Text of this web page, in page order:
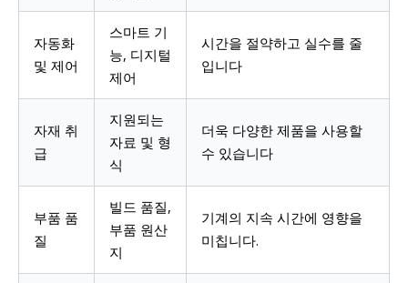
자동화
및 제어
스마트 기
능, 디지털
제어
시간을 절약하고 실수를 줄
입니다
자재 취
급
지원되는
자료 및 형
식
더욱 다양한 제품을 사용할
수 있습니다
부품 품
질
빌드 품질,
부품 원산
지
기계의 지속 시간에 영향을
미칩니다.